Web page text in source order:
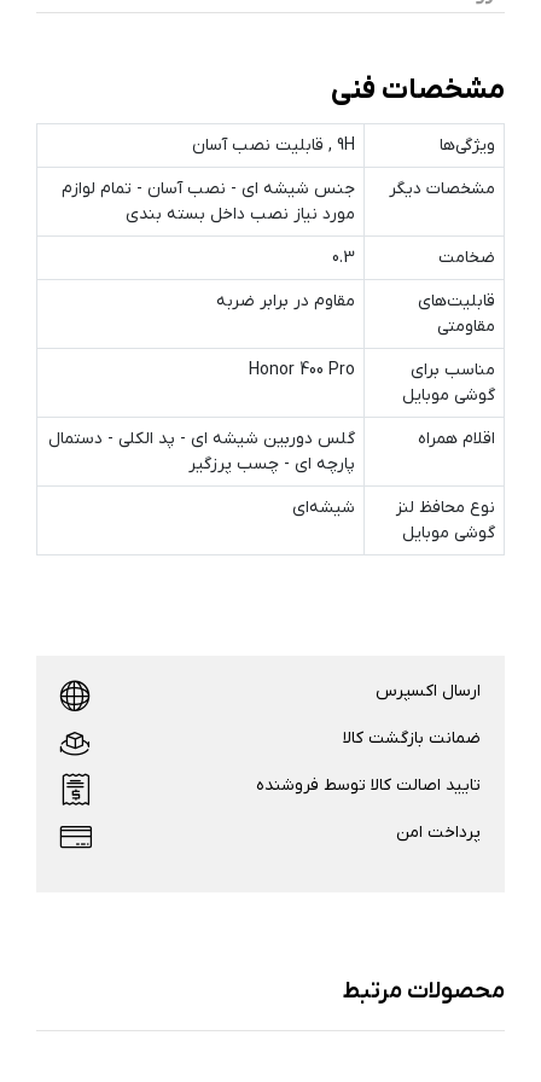
مشخصات فنی
ویژگی‌ها
9H , قابلیت نصب آسان
مشخصات دیگر
جنس شیشه ای - نصب آسان - تمام لوازم
مورد نیاز نصب داخل بسته بندی
ضخامت
0.3
قابلیت‌های
مقاومتی
مقاوم در برابر ضربه
مناسب برای
گوشی موبایل
Honor 400 Pro
اقلام همراه
گلس دوربین شیشه ای - پد الکلی - دستمال
پارچه ای - چسب پرزگیر
نوع محافظ لنز
گوشی موبایل
شیشه‌ای
ارسال اکسپرس
ضمانت بازگشت کالا
تایید اصالت کالا توسط فروشنده
پرداخت امن
محصولات مرتبط